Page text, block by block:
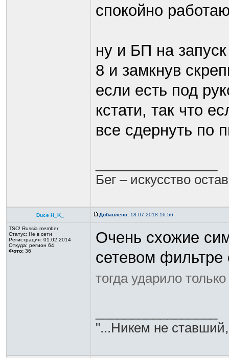
спокойно
ну и БП на
8 и замкнув
если есть под
кстати, так что
все сдернуть по
Бег – искусство
Duce H_K_ Добавлено: 18.07.2018 16:56
TSC! Russia member
Статус: Не в сети
Регистрация: 01.02.2014
Откуда: регион 64
Фото: 36
Очень схожие
сетевом
тогда ударило
"...Никем не